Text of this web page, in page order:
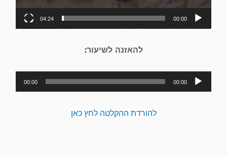
00:00
04:24
להאזנה לשיעור:
נגן
אודיו
00:00
00:00
להורדת ההקלטה לחץ כאן